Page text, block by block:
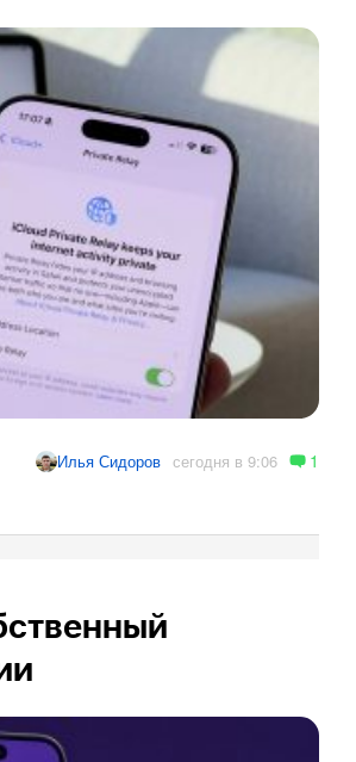
Илья Сидоров сегодня в 9:06 1